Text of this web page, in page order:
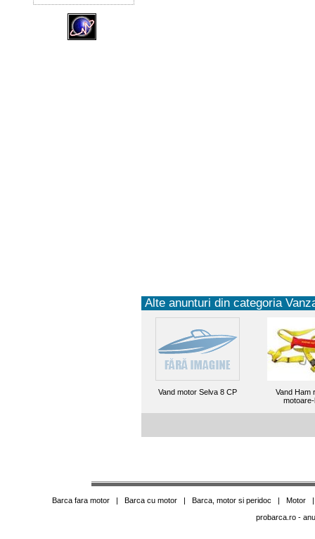
Alte anunturi din categoria
Vand motor Selva 8 CP
Vand Ham
Barca fara motor| Barca cu motor| Barca, motor si peridoc | Motor
probarca.ro-